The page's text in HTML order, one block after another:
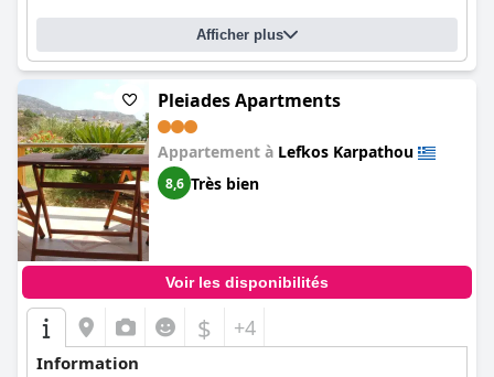
Afficher plus
Pleiades Apartments
Appartement à Lefkos Karpathou
8,6 Très bien
Voir les disponibilités
$ +4
Information